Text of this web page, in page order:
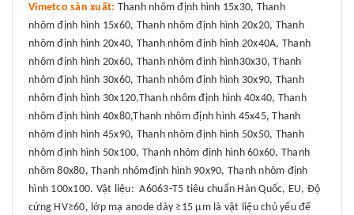
Vimetco sản xuất: Thanh nhôm định hình 15x30, Thanh
nhôm định hình 15x60, Thanh nhôm định hình 20x20, Thanh
nhôm định hình 20x40, Thanh nhôm định hình 20x40A, Thanh
nhôm định hình 20x60, Thanh nhôm định hình30x30, Thanh
nhôm định hình 30x60, Thanh nhôm định hình 30x90, Thanh
nhôm định hình 30x120,Thanh nhôm định hình 40x40, Thanh
nhôm định hình 40x80,Thanh nhôm định hình 45x45, Thanh
nhôm định hình 45x90, Thanh nhôm định hình 50x50, Thanh
nhôm định hình 50x100, Thanh nhôm định hình 60x60, Thanh
nhôm 80x80, Thanh nhômđịnh hình 90x90, Thanh nhôm định
hình 100x100. Vật liệu: A6063-T5 tiêu chuẩn Hàn Quốc, EU, Độ
cứng HV≥60, lớp mạ anode dày ≥15 μm là vật liệu chủ yếu để